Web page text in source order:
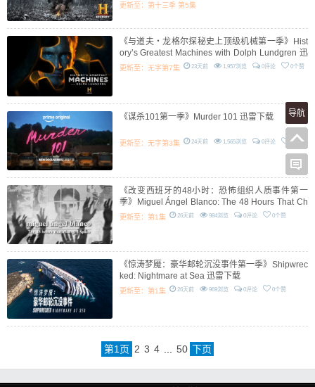
更新至：第十三季 第5集
《与道夫・龙格尔探秘史上顶级机械第一季》Hist
ory’s Greatest Machines with Dolph Lundgren 迅
雷下载
23天前 1,957浏览 0评论 0个赞
更新至：无字第7集
《谋杀101第一季》Murder 101 迅雷下载
24天前 1,565浏览 0评论 0个赞
更新至：无字第3集
《改变西班牙的48小时：恐怖组织人质事件第一
季》Miguel Ángel Blanco: The 48 Hours That Ch
anged Spain 迅雷下载
26天前 984浏览 0评论 0个赞
更新至：第1集
《惊涛梦魇：豪华邮轮沉没事件第一季》Shipwrec
ked: Nightmare at Sea 迅雷下载
26天前 969浏览 0评论 0个赞
更新至：第1集
第1 页 2 3 4 50 下页
导航